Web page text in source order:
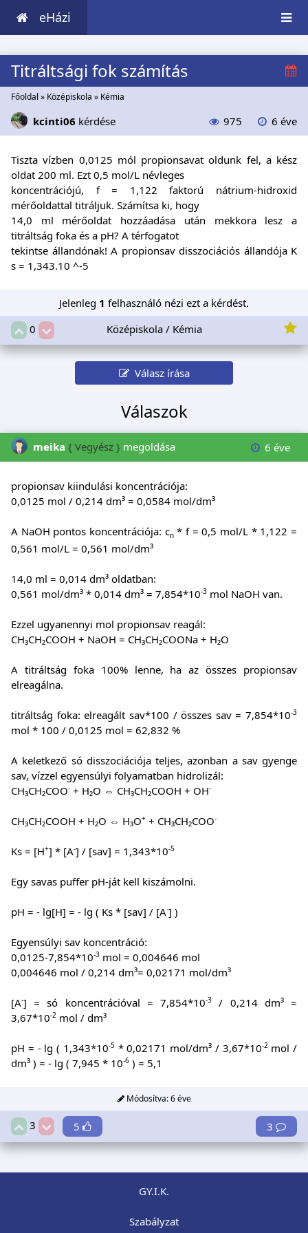
eHázi
Titráltsági fok számítás
Főoldal » Középiskola » Kémia
kcinti06 kérdése 975 6 éve
Tiszta vízben 0,0125 mól propionsavat oldunk fel, a kész
oldat 200 ml. Ezt 0,5 mol/L névleges
koncentrációjú, f = 1,122 faktorú nátrium-hidroxid
mérőoldattal titráljuk. Számítsa ki, hogy
14,0 ml mérőoldat hozzáadása után mekkora lesz a
titráltság foka és a pH? A térfogatot
tekintse állandónak! A propionsav disszociációs állandója K
s = 1,343.10 ^-5
Jelenleg 1 felhasználó nézi ezt a kérdést.
0
Középiskola / Kémia
Válasz írása
Válaszok
meika { Vegyész } megoldása 6 éve
propionsav kiindulási koncentrációja:
0,0125 mol / 0,214 dm³ = 0,0584 mol/dm³
A NaOH pontos koncentrációja: cn * f = 0,5 mol/L * 1,122 =
0,561 mol/L = 0,561 mol/dm³
14,0 ml = 0,014 dm³ oldatban:
0,561 mol/dm³ * 0,014 dm³ = 7,854*10-3 mol NaOH van.
Ezzel ugyanennyi mol propionsav reagál:
CH₃CH₂COOH + NaOH = CH₃CH₂COONa + H₂O
A titráltság foka 100% lenne, ha az összes propionsav
elreagálna.
titráltság foka: elreagált sav*100 / összes sav = 7,854*10-3
mol * 100 / 0,0125 mol = 62,832 %
A keletkező só disszociációja teljes, azonban a sav gyenge
sav, vízzel egyensúlyi folyamatban hidrolizál:
CH₃CH₂COO- + H₂O ⇔ CH₃CH₂COOH + OH-
CH₃CH₂COOH + H₂O ⇔ H₃O+ + CH₃CH₂COO-
Ks = [H+] * [A-] / [sav] = 1,343*10-5
Egy savas puffer pH-ját kell kiszámolni.
pH = - lg[H] = - lg ( Ks * [sav] / [A-] )
Egyensúlyi sav koncentráció:
0,0125-7,854*10-3 mol = 0,004646 mol
0,004646 mol / 0,214 dm³= 0,02171 mol/dm³
[A-] = só koncentrációval = 7,854*10-3
/ 0,214 dm³ =
3,67*10-2 mol / dm³
pH = - lg ( 1,343*10-5* 0,02171 mol/dm³ / 3,67*10-2mol /
dm³ ) = - lg ( 7,945 * 10-6 ) = 5,1
Módosítva:6 éve
3 5 3
GY.I.K.
Szabályzat